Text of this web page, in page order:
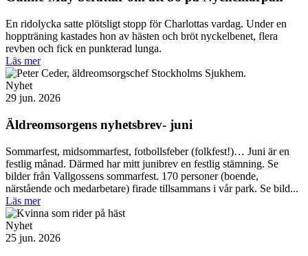
En ridolycka satte plötsligt stopp för Charlottas vardag. Under en
hoppträning kastades hon av hästen och bröt nyckelbenet, flera
revben och fick en punkterad lunga.
Läs mer
Nyhet
29 jun. 2026
Äldreomsorgens nyhetsbrev- juni
Sommarfest, midsommarfest, fotbollsfeber (folkfest!)… Juni är en
festlig månad. Därmed har mitt junibrev en festlig stämning. Se
bilder från Vallgossens sommarfest. 170 personer (boende,
närstående och medarbetare) firade tillsammans i vår park. Se bild...
Läs mer
Nyhet
25 jun. 2026